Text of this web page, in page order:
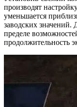
производят
уменьшается
заводских
пределе
продолжительность